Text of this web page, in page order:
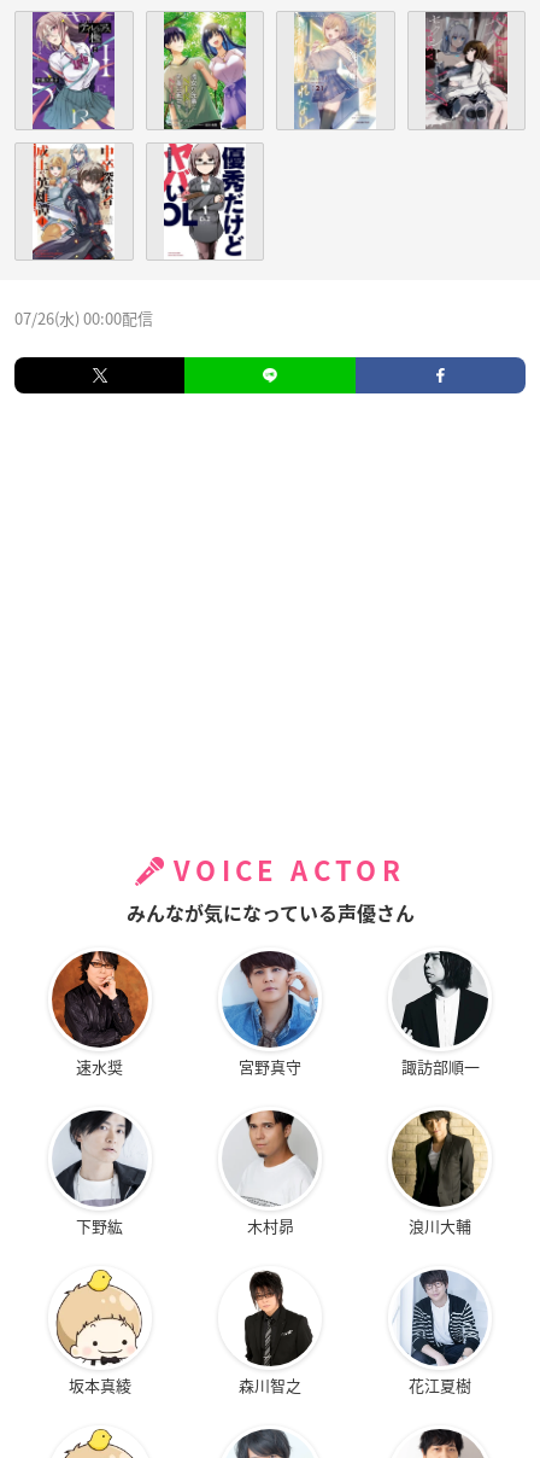
07/26(水) 00:00配信
VOICE ACTOR
みんなが気になっている声優さん
速水奨 宮野真守 諏訪部順一
下野紘 木村昴 浪川大輔
坂本真綾 森川智之 花江夏樹